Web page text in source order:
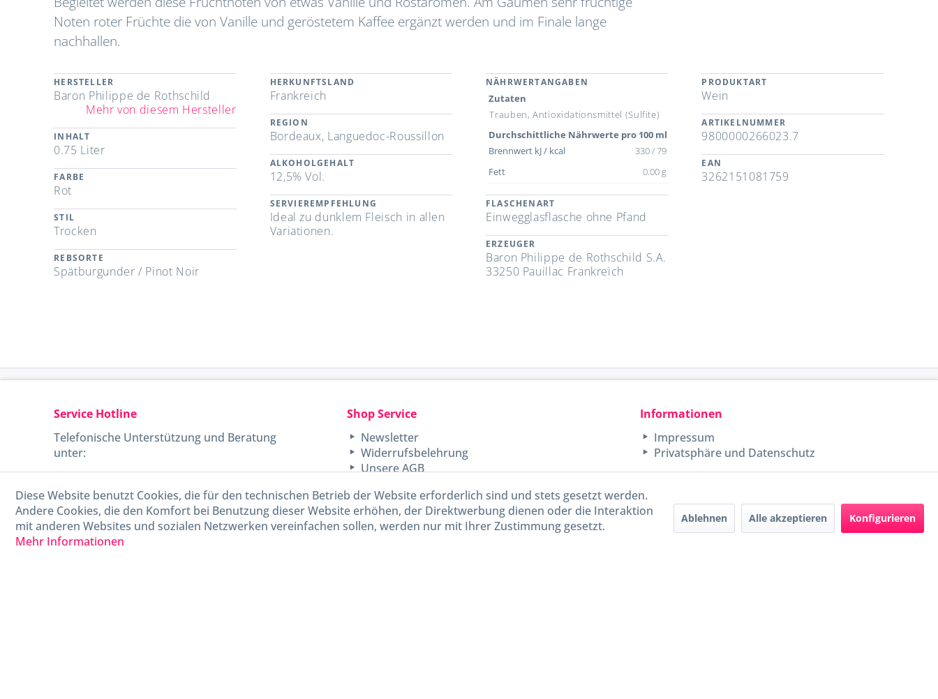
Noten roter Früchte die von Vanille und geröstetem Kaffee ergänzt werden und im Finale lange
nachhallen.
HERSTELLER
Baron Philippe de Rothschild
Mehr von diesem Hersteller
INHALT
0.75 Liter
FARBE
Rot
STIL
Trocken
REBSORTE
Spätburgunder / Pinot Noir
HERKUNFTSLAND
Frankreich
REGION
Bordeaux, Languedoc-Roussillon
ALKOHOLGEHALT
12,5% Vol.
SERVIEREMPFEHLUNG
Ideal zu dunklem Fleisch in allen
Variationen.
NÄHRWERTANGABEN
Zutaten
Trauben, Antioxidationsmittel (Sulfite)
Durchschittliche Nährwerte pro 100 ml
Brennwert kJ / kcal
330 / 79
Fett
0.00 g
FLASCHENART
Einwegglasflasche ohne Pfand
ERZEUGER
Baron Philippe de Rothschild S.A.
33250 Pauillac Frankreich
PRODUKTART
Wein
ARTIKELNUMMER
9800000266023.7
EAN
3262151081759
Service Hotline
Telefonische Unterstützung und Beratung
unter:
040-880 99 770
Mo-Fr, 09:00 - 15:00 Uhr
Shop Service
Newsletter
Widerrufsbelehrung
Unsere AGB
Informationen
Impressum
Privatsphäre und Datenschutz
Diese Website benutzt Cookies, die für den technischen Betrieb der Website erforderlich sind und stets gesetzt werden.
Andere Cookies, die den Komfort bei Benutzung dieser Website erhöhen, der Direktwerbung dienen oder die Interaktion
mit anderen Websites und sozialen Netzwerken vereinfachen sollen, werden nur mit Ihrer Zustimmung gesetzt.
Mehr Informationen
Ablehnen Alle akzeptieren Konfigurieren